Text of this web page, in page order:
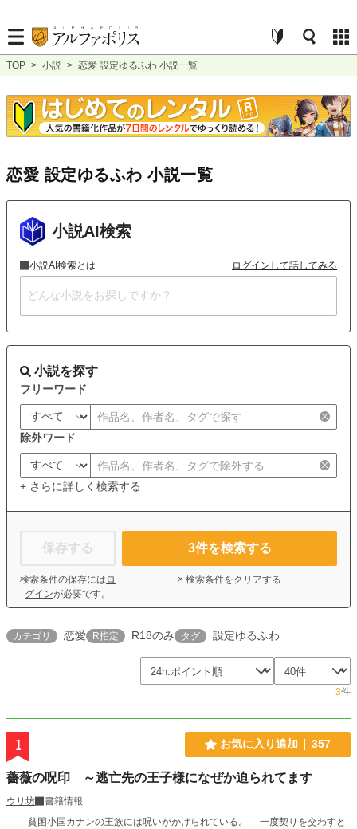
TOP > 小説 > 恋愛 設定ゆるふわ 小説一覧
恋愛 設定ゆるふわ 小説一覧
小説AI検索
小説AI検索とは ログインして話してみる
小説を探す
フリーワード
除外ワード
+ さらに詳しく検索する
保存する
検索条件の保存には ロ
グインが必要です。
3件を検索する
× 検索条件をクリアする
カテゴリ 恋愛 R指定 R18のみ タグ 設定ゆるふわ
3件
1 お気に入り追加 357
薔薇の呪印 ～逃亡先の王子様になぜか迫られてます
ウリ坊
書籍情報
貧困小国カナンの王族には呪いがかけられている。 一度契りを交わすと